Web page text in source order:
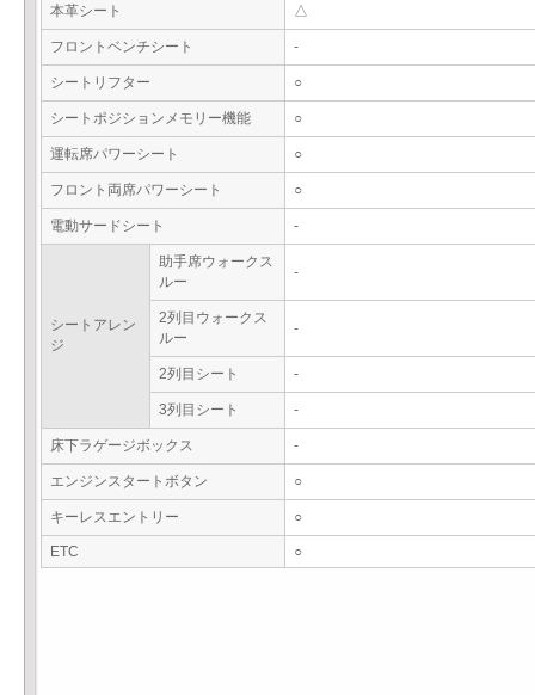
本革シート △
フロントベンチシート -
シートリフター ○
シートポジションメモリー機能 ○
運転席パワーシート ○
フロント両席パワーシート ○
電動サードシート -
シートアレン
ジ
助手席ウォークス
ルー
-
2列目ウォークス
ルー
-
2列目シート -
3列目シート -
床下ラゲージボックス -
エンジンスタートボタン ○
キーレスエントリー ○
ETC ○